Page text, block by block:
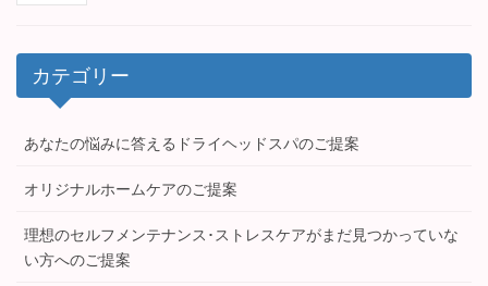
カテゴリー
あなたの悩みに答えるドライヘッドスパのご提案
オリジナルホームケアのご提案
理想のセルフメンテナンス･ストレスケアがまだ見つかっていな
い方へのご提案